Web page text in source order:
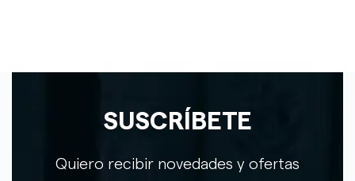
SUSCRÍBETE
Quiero recibir novedades y ofertas